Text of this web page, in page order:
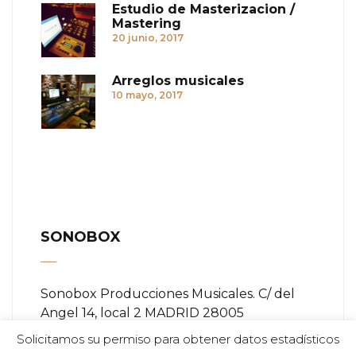
Estudio de Masterizacion /
Mastering
20 junio, 2017
Arreglos musicales
10 mayo, 2017
SONOBOX
Sonobox Producciones Musicales. C/ del
Angel 14, local 2 MADRID 28005
Solicitamos su permiso para obtener datos estadísticos